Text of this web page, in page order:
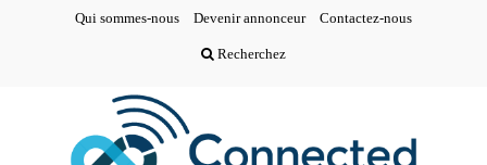
Qui sommes-nous Devenir annonceur Contactez-nous
Recherchez